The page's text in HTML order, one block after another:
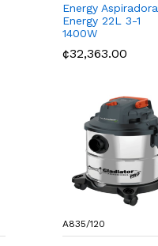
Energy Aspiradora
Energy 22L 3-1
1400W
¢32,363.00
A835/120